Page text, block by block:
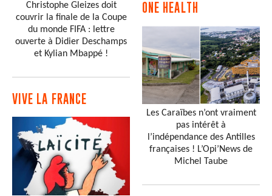
Christophe Gleizes doit
couvrir la finale de la Coupe
du monde FIFA : lettre
ouverte à Didier Deschamps
et Kylian Mbappé !
VIVE LA FRANCE
ONE HEALTH
Les Caraïbes n’ont vraiment
pas intérêt à
l’indépendance des Antilles
françaises ! L’Opi’News de
Michel Taube